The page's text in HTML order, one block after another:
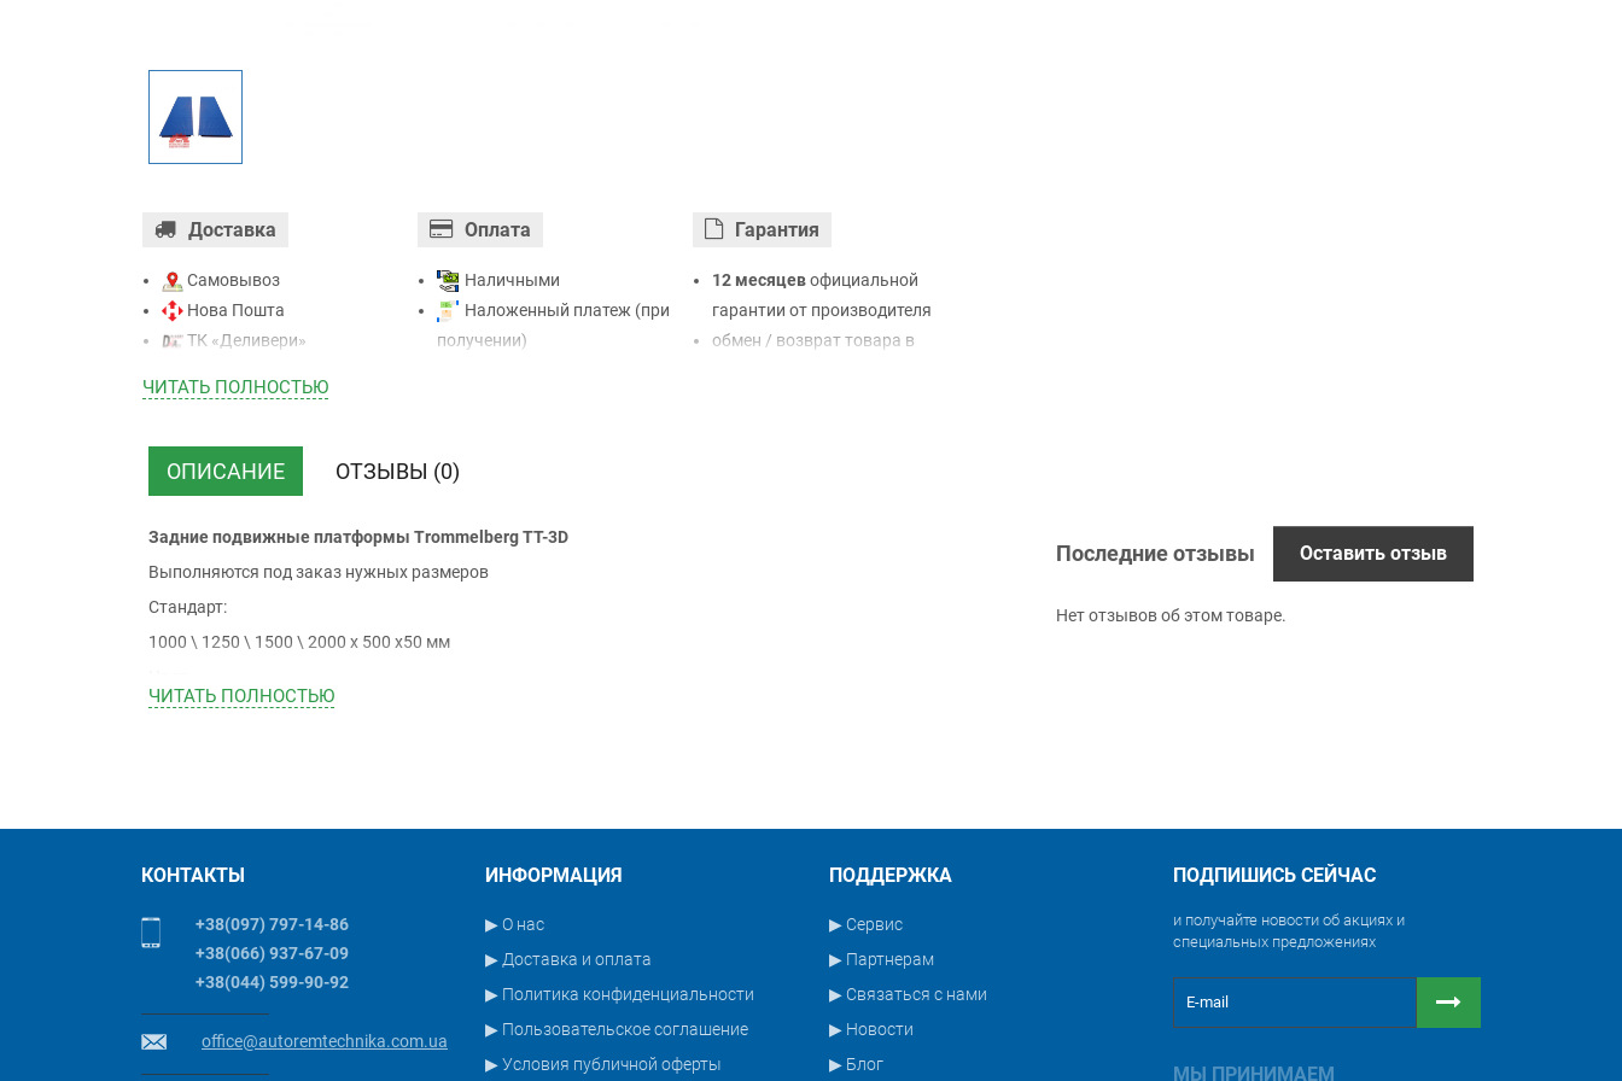
Доставка
Самовывоз
Нова Пошта
ТК «Деливери»
ТК “Justin”
ТК ”УкрПочта”
Оплата
Наличными
Наложенный платеж (при
получении)
Гарантия
12 месяцевофициальной
гарантии от производителя
обмен / возврат товара в
ЧИТАТЬ ПОЛНОСТЬЮ
ОПИСАНИЕ ОТЗЫВЫ (0)
Задние подвижные платформы Trommelberg TT-3D
Выполняются под заказ нужных размеров
Стандарт:
1000 \ 1250 \ 1500 \ 2000 х 500 х50 мм
Синий \ серый \ красный
ЧИТАТЬ ПОЛНОСТЬЮ
Последние отзывы Оставить отзыв
Нет отзывов об этом товаре.
КОНТАКТЫ
+38(097) 797-14-86
+38(066) 937-67-09
+38(044) 599-90-92
office@autoremtechnika.com.ua
ИНФОРМАЦИЯ
▶ О нас
▶ Доставка и оплата
▶ Политика конфиденциальности
▶ Пользовательское соглашение
▶ Условия публичной оферты
ПОДДЕРЖКА
▶ Сервис
▶ Партнерам
▶ Связаться с нами
▶ Новости
▶ Блог
ПОДПИШИСЬ СЕЙЧАС
и получайте новости об акциях и
специальных предложениях
МЫ ПРИНИМАЕМ